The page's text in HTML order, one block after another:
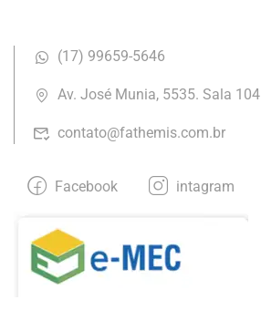
(17) ​99659-5646
Av. José Munia, 5535. Sala 104
contato@fathemis.com.br
Facebook intagram